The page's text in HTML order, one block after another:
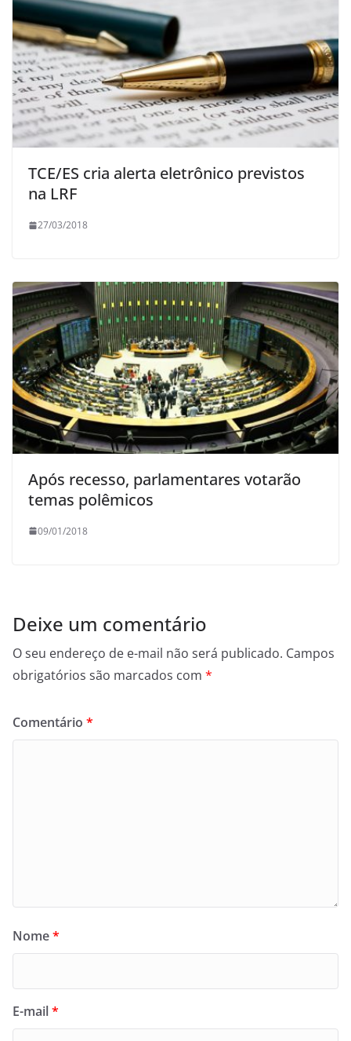
TCE/ES cria alerta eletrônico previstos
na LRF
27/03/2018
Após recesso, parlamentares votarão
temas polêmicos
09/01/2018
Deixe um comentário
O seu endereço de e-mail não será publicado. Campos
obrigatórios são marcados com *
Comentário *
Nome*
E-mail*